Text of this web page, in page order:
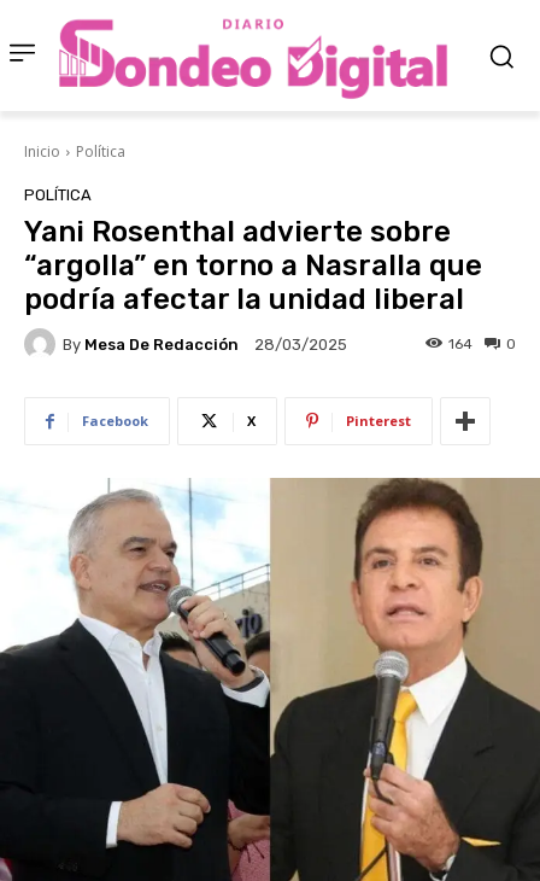
Inicio Política
POLÍTICA
Yani Rosenthal advierte sobre
“argolla” en torno a Nasralla que
podría afectar la unidad liberal
By Mesa De Redacción 28/03/2025 0
164
Facebook X Pinterest